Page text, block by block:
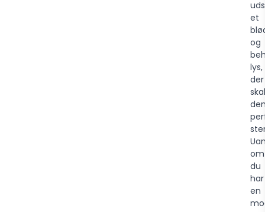
et
og
lys,
der
om
du
har
en